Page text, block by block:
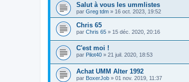
Salut à vous les ummlistes
par Greg tdm » 16 oct. 2023, 19:52
Chris 65
par Chris 65 » 15 déc. 2020, 20:16
C'est moi !
par Pilot40 » 21 juil. 2020, 18:53
Achat UMM Alter 1992
par BoxerJob » 01 nov. 2019, 11:37